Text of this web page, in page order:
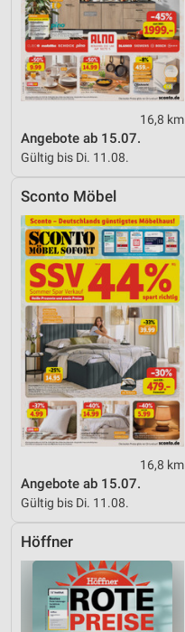
16,8 km
Angebote ab 15.07.
Gültig bis Di. 11.08.
Sconto Möbel
16,8 km
Angebote ab 15.07.
Gültig bis Di. 11.08.
Höffner